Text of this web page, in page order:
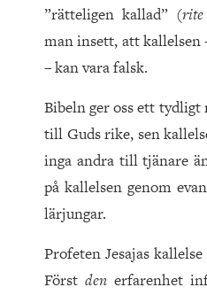
”rätteligen kallad” (rite
man insett, att kallelsen
– kan vara falsk.
Bibeln ger oss ett
till Guds rike, sen
inga andra till tjänare
på kallelsen genom
lärjungar.
Profeten Jesajas
Först den erfarenhet